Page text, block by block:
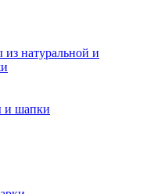
натуральной и
и шапки